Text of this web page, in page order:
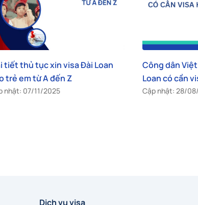
Công dân Việt Nam quá cảnh Đài
Loan có cần visa không?
Cập nhật: 28/08/2025
Visa Đài
nước:
Cập nhật:
Dịch vụ visa